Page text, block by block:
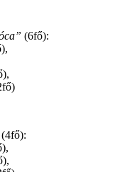
(6fő):
(4fő):